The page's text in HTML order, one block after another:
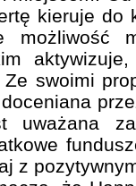
kieruje do
swoimi
uważana
z